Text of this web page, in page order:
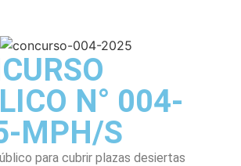
N° 004-
MPH/S
para cubrir plazas desiertas